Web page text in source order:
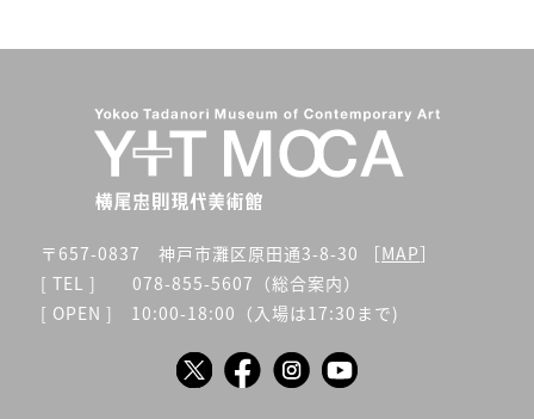
〒657-0837 神戸市灘区原田通3-8-30 ［MAP］
[ TEL ] 078-855-5607（総合案内）
[ OPEN ] 10:00-18:00（入場は17:30まで)